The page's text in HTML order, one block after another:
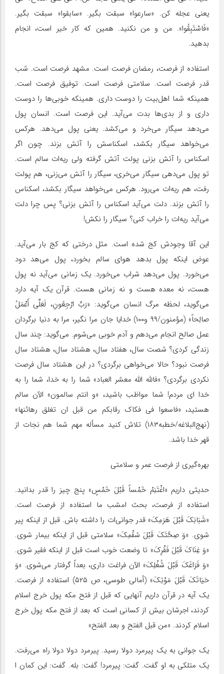
یعنی عجله کن. «سارعوا» سبقت بگیر. «سابقوا» سبقت بگیر.
«فَاسْتَبِقُوا». من و من نکنید. همین که کار خیر است، انجام
بدهید.
استفاده از فرصت، رمضان فرصت است. مشهد فرصت است. شب
قدر فرصت است. سلامتی فرصت است. توفیق فرصت است.
همینکه شما اهل‌بیت را دوست داری. همینکه خوبی‌ها را دوست
داری و از بدی‌ها بدت می‌آید. این فرصت است. انسان پول
می‌دهد سیگار می‌خرد و می‌کشد. یعنی پول می‌دهد. هرکس
می‌خواهد سیگار بکشد، اسکناسش را آتش بزند. چون اگر
اسکناس را آتش بزنی پولت آتش گرفته ولی ریه‌ات سالم است.
تو پول می‌دهی سیگار می‌خری، سیگار را آتش می‌زنی، هم پولت
رفت، هم ریه‌ات می‌رود. هرکس می‌خواهد سیگار بکشد، اسکناس
را آتش بزند. دلت می‌آید اسکناس را آتش بزنی؟ پس چرا دلت
می‌آید ریه‌ات را خراب کنی؟ سیگار را نکش!
این آقا وجودش کج شده است. مثل درختی که کج بار می‌آید.
عوض اینکه پول بدهد هوای سالم بخورد، پول می‌هد دود
می‌خورد. پول می‌دهد شراب می‌خورد. یک زمانی می‌آید نه پول
هست، نه معده هست و نه زمانی هست. قرآن یک آیه دارد
می‌گوید، لحظه مرگ انسان می‌گوید: «رَبِّ ارْجِعُونِ، لَعَلِّی‏ أَعْمَلُ
صالِحاً» (مؤمنون/۹۹ و۱۰۰) خدایا جان مرا نگیر، مرا به دنیا برگردان
عمل صالح انجام می‌دهم و آدم خوبی می‌شوم. می‌گوید: چند سال
زندگی کردی؟ شصت سال، هفتاد سال، هشتاد سال، هشتاد سال
فرصت نبود؟ حالا می‌خواهی برگردی؟ در این هشتاد سال فرصت
نکردی برگردی؟ «فالله الله معشر العباد» شما را به خدا، شما را به
خدا ای مردم! شما مواظب باشید، «و انتم سالمون» الآن سالم
هستید، «فاسعوا فى فکاک رقابکم من قبل ان تغلق ‏رهائنها»
(نهج‌البلاغه/خطبه۱۸۳) تلاش کنید مسأله مهم شما هم نجات از
قهر خدا باشد.
بهره‌گیری از فرصت عمر و سلامتی
حدیثی داریم «اغْتَنِمْ‏ خَمْساً قَبْلَ خَمْسٍ» پنج چیز را قدر بدانید.
استفاده از فرصت، بحث امشب ما استفاده از فرصت است.
«شَبَابَکَ قَبْلَ هَرَمِکَ» قدر جوانی‌ات را داشته باش. قبل از اینکه پیر
شوی. «وَ صِحَّتَکَ قَبْلَ سُقْمِکَ» سلامتی قبل از اینکه بیمار شوی.
«وَ غِنَاکَ قَبْلَ فَقْرِکَ» تا وضعت خوب است قبل از اینکه فقیر شوی.
«وَ فَرَاغَکَ قَبْلَ شُغْلِکَ» الآن فراغت داری، بعداً گرفتار می‌شوی. «وَ
حَیَاتَکَ قَبْلَ مَوْتِکَ‏» (أمالی طوسی، ص ۵۲۵) استفاده از فرصت.
یک آیه در قرآن داریم آنهایی که قبل از فتح مکه پول خرج اسلام
کردند، اجرشان بیش از کسانی است که بعد از فتح مکه پول خرج
اسلام کردند. «من قبل الفتح و بعد الفتح»
یک جوانی به یک پیرمرد دولا رسید. پیرمرد دولا دولا راه می‌رفت.
یک متلکی به او گفت. گفت: پیرمرد! گفت: بله. گفت: این کمان ا